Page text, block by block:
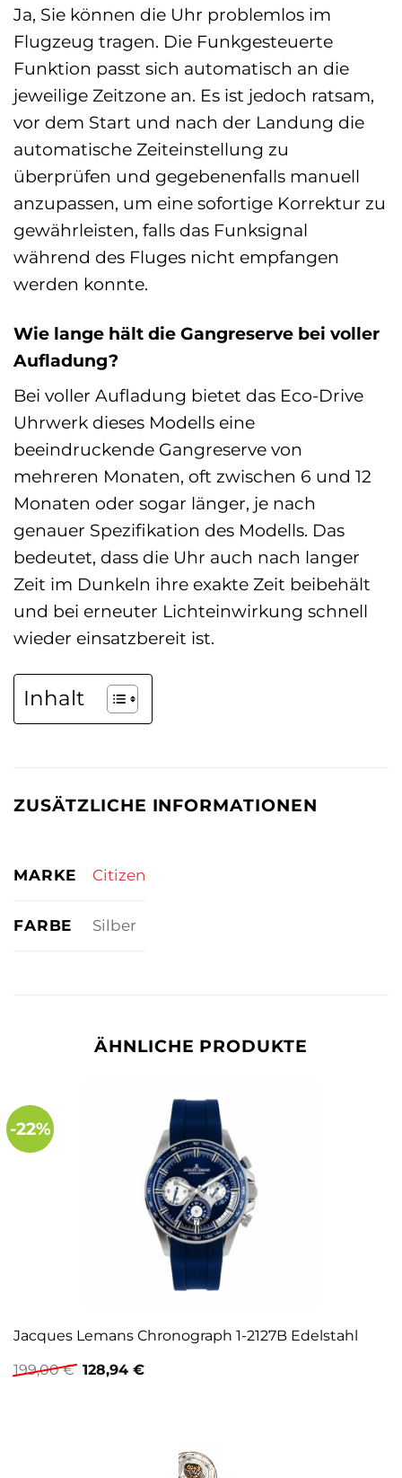
Ja, Sie können die Uhr problemlos im
Flugzeug tragen. Die Funkgesteuerte
Funktion passt sich automatisch an die
jeweilige Zeitzone an. Es ist jedoch ratsam,
vor dem Start und nach der Landung die
automatische Zeiteinstellung zu
überprüfen und gegebenenfalls manuell
anzupassen, um eine sofortige Korrektur zu
gewährleisten, falls das Funksignal
während des Fluges nicht empfangen
werden konnte.
Wie lange hält die Gangreserve bei voller
Aufladung?
Bei voller Aufladung bietet das Eco-Drive
Uhrwerk dieses Modells eine
beeindruckende Gangreserve von
mehreren Monaten, oft zwischen 6 und 12
Monaten oder sogar länger, je nach
genauer Spezifikation des Modells. Das
bedeutet, dass die Uhr auch nach langer
Zeit im Dunkeln ihre exakte Zeit beibehält
und bei erneuter Lichteinwirkung schnell
wieder einsatzbereit ist.
Inhalt
ZUSÄTZLICHE INFORMATIONEN
MARKE Citizen
FARBE Silber
ÄHNLICHE PRODUKTE
-22%
Jacques Lemans Chronograph 1-2127B Edelstahl
199,00€ Ursprünglicher
Preis
128,94 €Aktueller